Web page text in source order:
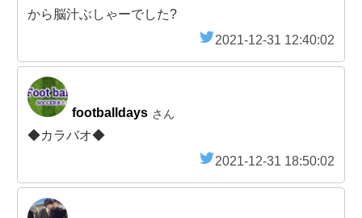
から脳汁ぶしゃーでした?
2021-12-31 12:40:02
footballdays さん
◆カラバオ◆
2021-12-31 18:50:02